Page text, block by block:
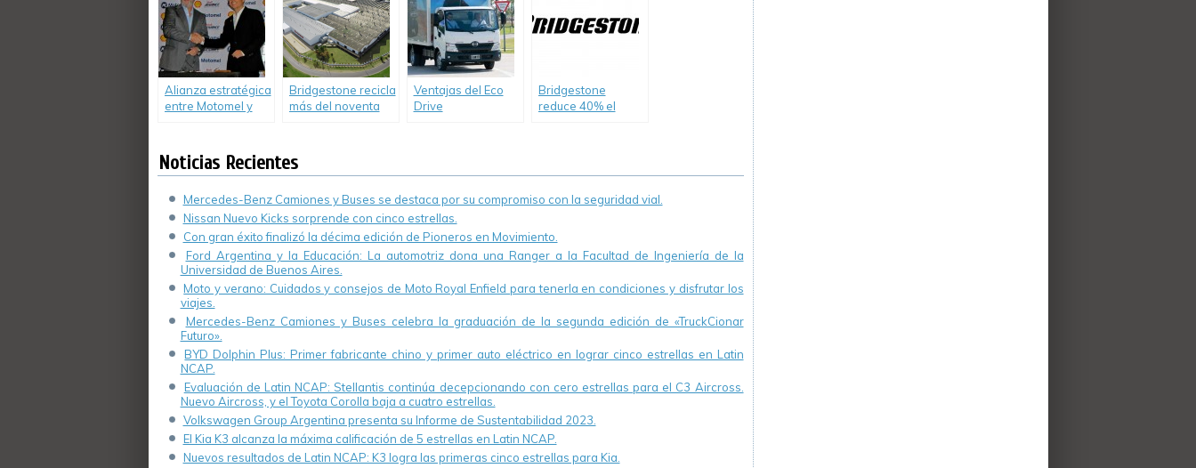
en el mundo.
en la Planta
Pacheco.
Alianza estratégica
entre Motomel y
Bridgestone recicla
más del noventa
Ventajas del Eco
Drive
Bridgestone
reduce 40% el
Noticias Recientes
Mercedes-Benz Camiones y Buses se destaca por su compromiso con la seguridad vial.
Nissan Nuevo Kicks sorprende con cinco estrellas.
Con gran éxito finalizó la décima edición de Pioneros en Movimiento.
Ford Argentina y la Educación: La automotriz dona una Ranger a la Facultad de Ingeniería de la
Universidad de Buenos Aires.
Moto y verano: Cuidados y consejos de Moto Royal Enfield para tenerla en condiciones y disfrutar los
viajes.
Mercedes-Benz Camiones y Buses celebra la graduación de la segunda edición de «TruckCionar
Futuro».
BYD Dolphin Plus: Primer fabricante chino y primer auto eléctrico en lograr cinco estrellas en Latin
NCAP.
Evaluación de Latin NCAP: Stellantis continúa decepcionando con cero estrellas para el C3 Aircross.
Nuevo Aircross, y el Toyota Corolla baja a cuatro estrellas.
Volkswagen Group Argentina presenta su Informe de Sustentabilidad 2023.
El Kia K3 alcanza la máxima calificación de 5 estrellas en Latin NCAP.
Nuevos resultados de Latin NCAP: K3 logra las primeras cinco estrellas para Kia.